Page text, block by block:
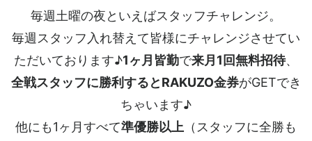
毎週土曜の夜といえばスタッフチャレンジ。
毎週スタッフ入れ替えて皆様にチャレンジさせてい
ただいております♪1ヶ月皆勤で来月1回無料招待、
全戦スタッフに勝利するとRAKUZO金券がGETでき
ちゃいます♪
他にも1ヶ月すべて準優勝以上 （スタッフに全勝も